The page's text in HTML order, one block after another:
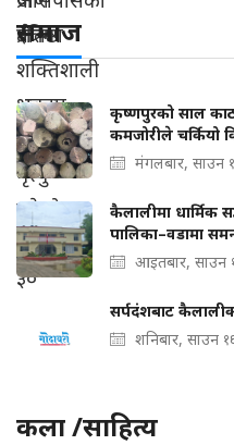
समाज
कृष्णपुरको साल काठ
कमजोरीले चर्कियो
मंगलबार, साउन
कैलालीमा धार्मिक
पालिका–वडामा
आइतबार, साउन
सर्पदंशबाट
शनिबार, साउन
कला /साहित्य